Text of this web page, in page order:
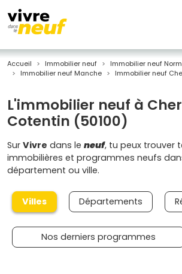
Accueil Immobilier neuf
Immobilier neuf
Immobilier neuf Manche
Immobilier neuf
L'immobilier neuf à
Cotentin (50100)
Sur Vivre dans le neuf, tu peux trouver
immobilières et programmes neufs
département ou ville.
Villes Départements
Nos derniers programmes